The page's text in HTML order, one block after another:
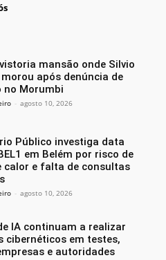
mansão onde Silvio
após denúncia de
no Morumbi
- agosto 10, 2026
Público investiga data
em Belém por risco de
calor e falta de consultas
- agosto 10, 2026
IA continuam a realizar
cibernéticos em testes,
e autoridades